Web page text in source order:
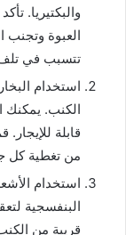
والبكتيريا.
العبوة
تتسبب في
استخدام
الكنب. يمكنك
قابلة
من تغطية كل
استخدام
البنفسجية
قريبة من